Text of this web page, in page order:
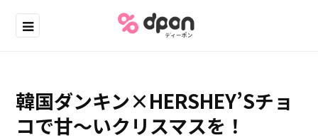
韓国ダンキン×HERSHEY’Sチョ
コで甘～いクリスマスを！